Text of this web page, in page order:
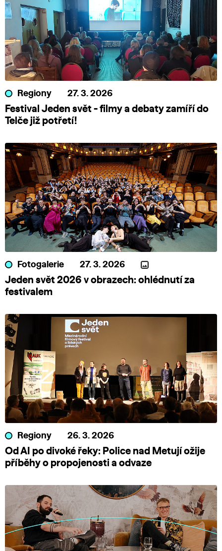
Regiony 27. 3. 2026
Festival Jeden svět - filmy a debaty zamíří do
Telče již potřetí!
Fotogalerie 27. 3. 2026
Jeden svět 2026 v obrazech: ohlédnutí za
festivalem
Regiony 26. 3. 2026
Od AI po divoké řeky: Police nad Metují ožije
příběhy o propojenosti a odvaze